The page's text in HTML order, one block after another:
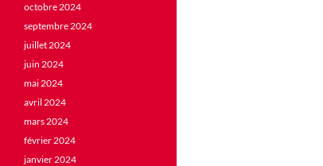
octobre 2024
septembre 2024
juillet 2024
juin 2024
mai 2024
avril 2024
mars 2024
février 2024
janvier 2024